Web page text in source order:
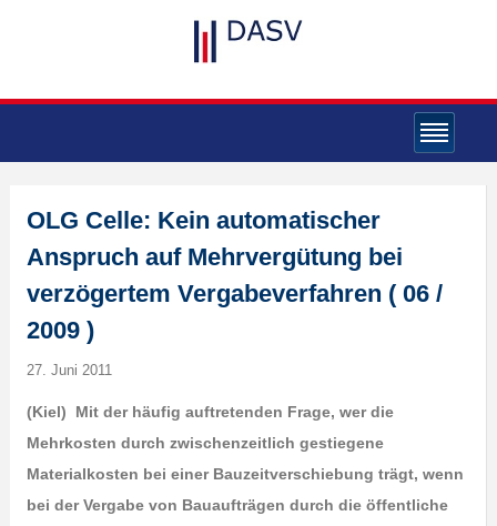
OLG Celle: Kein automatischer
Anspruch auf Mehrvergütung bei
verzögertem Vergabeverfahren ( 06 /
2009 )
27. Juni 2011
(Kiel) Mit der häufig auftretenden Frage, wer die
Mehrkosten durch zwischenzeitlich gestiegene
Materialkosten bei einer Bauzeitverschiebung trägt, wenn
bei der Vergabe von Bauaufträgen durch die öffentliche